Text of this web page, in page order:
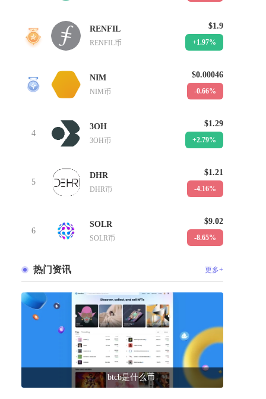
2
RENFIL
RENFIL币
$1.9
+1.97%
3
NIM
NIM币
$0.00046
-0.66%
4
3OH
3OH币
$1.29
+2.79%
5
DHR
DHR币
$1.21
-4.16%
6
SOLR
SOLR币
$9.02
-8.65%
热门资讯 更多+
btcb是什么币